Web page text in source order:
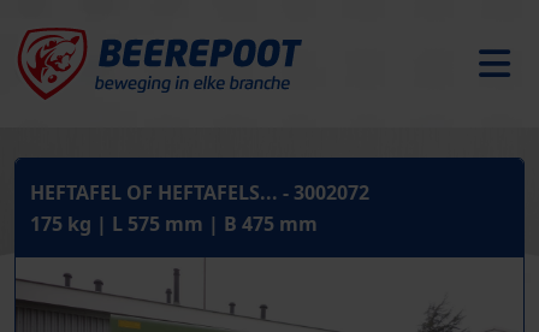
HEFTAFEL OF HEFTAFELS... - 3002072
175 kg | L 575 mm | B 475 mm